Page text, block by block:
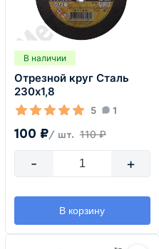
В наличии
Отрезной круг Сталь
230х1,8
5 1
100 ₽/ шт. 110 ₽
- +
В корзину